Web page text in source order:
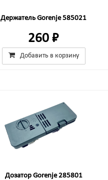
Держатель Gorenje 585021
260 ₽
Добавить в корзину
Дозатор Gorenje 285801